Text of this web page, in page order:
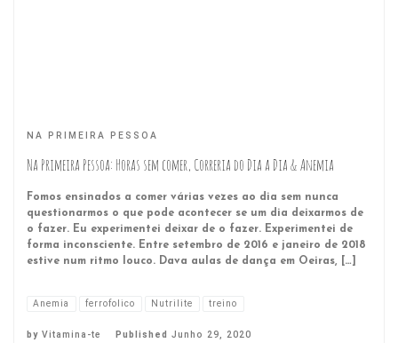
NA PRIMEIRA PESSOA
Na Primeira Pessoa: Horas sem comer, Correria do Dia a Dia & Anemia
Fomos ensinados a comer várias vezes ao dia sem nunca
questionarmos o que pode acontecer se um dia deixarmos de
o fazer. Eu experimentei deixar de o fazer. Experimentei de
forma inconsciente. Entre setembro de 2016 e janeiro de 2018
estive num ritmo louco. Dava aulas de dança em Oeiras, […]
Anemia ferrofolico Nutrilite treino
by Vitamina-te Published Junho 29, 2020